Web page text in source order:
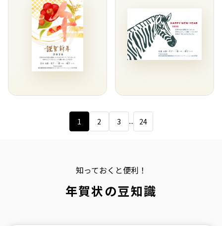
1 2 3 ... 24
知っておくと便利！
年賀状の豆知識